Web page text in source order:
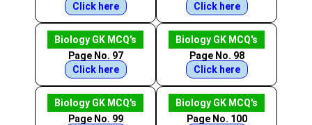
Click here
Click here
Biology GK MCQ's
Page No. 97
Click here
Biology GK MCQ's
Page No. 98
Click here
Biology GK MCQ's
Page No. 99
Biology GK MCQ's
Page No. 100